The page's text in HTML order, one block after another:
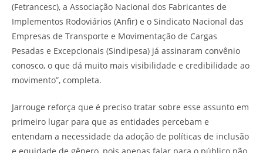
(Fetrancesc), a Associação Nacional dos Fabricantes de
Implementos Rodoviários (Anfir) e o Sindicato Nacional das
Empresas de Transporte e Movimentação de Cargas
Pesadas e Excepcionais (Sindipesa) já assinaram convênio
conosco, o que dá muito mais visibilidade e credibilidade ao
movimento”, completa.
Jarrouge reforça que é preciso tratar sobre esse assunto em
primeiro lugar para que as entidades percebam e
entendam a necessidade da adoção de políticas de inclusão